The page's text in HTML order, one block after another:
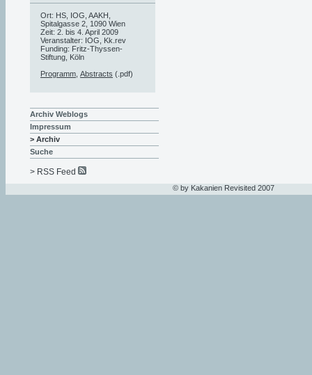
Ort: HS, IOG, AAKH,
Spitalgasse 2, 1090 Wien
Zeit: 2. bis 4. April 2009
Veranstalter: IOG, Kk.rev
Funding: Fritz-Thyssen-
Stiftung, Köln
Programm Abstracts (.pdf)
Archiv Weblogs
Impressum
> Archiv
Suche
> RSS Feed
© by Kakanien Revisited 2007